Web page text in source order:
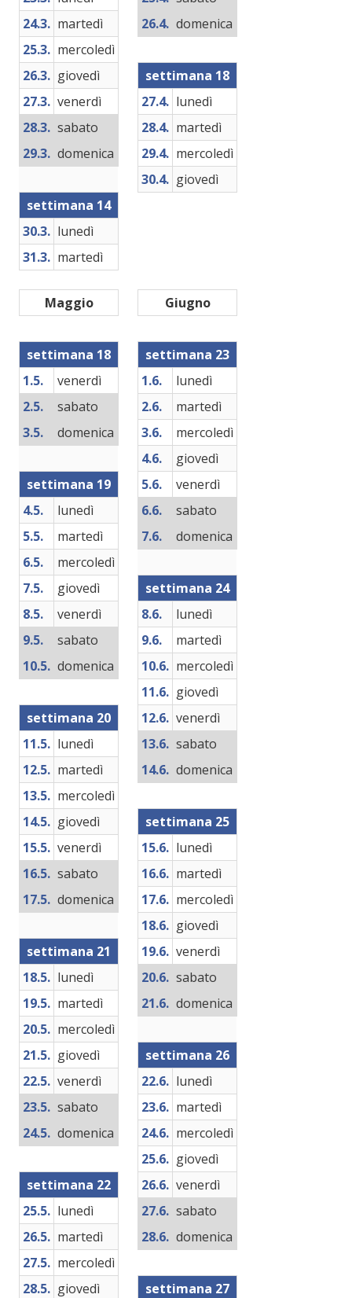
24.3. martedì
25.3. mercoledì
26.3. giovedì
27.3. venerdì
28.3. sabato
29.3. domenica
settimana 14
30.3. lunedì
31.3. martedì
26.4. domenica
settimana 18
27.4. lunedì
28.4. martedì
29.4. mercoledì
30.4. giovedì
Maggio
settimana 18
1.5.
venerdì
2.5.
sabato
3.5.
domenica
settimana 19
4.5.
lunedì
5.5.
martedì
6.5.
mercoledì
7.5.
giovedì
8.5.
venerdì
9.5.
sabato
10.5. domenica
settimana 20
11.5. lunedì
12.5. martedì
13.5. mercoledì
14.5. giovedì
15.5. venerdì
16.5. sabato
17.5. domenica
settimana 21
18.5. lunedì
19.5. martedì
20.5. mercoledì
21.5. giovedì
22.5. venerdì
23.5. sabato
24.5. domenica
settimana 22
25.5. lunedì
26.5. martedì
27.5. mercoledì
28.5. giovedì
Giugno
settimana 23
1.6.
lunedì
2.6.
martedì
3.6.
mercoledì
4.6.
giovedì
5.6.
venerdì
6.6.
sabato
7.6.
domenica
settimana 24
8.6.
lunedì
9.6.
martedì
10.6. mercoledì
11.6. giovedì
12.6. venerdì
13.6. sabato
14.6. domenica
settimana 25
15.6. lunedì
16.6. martedì
17.6. mercoledì
18.6. giovedì
19.6. venerdì
20.6. sabato
21.6. domenica
settimana 26
22.6. lunedì
23.6. martedì
24.6. mercoledì
25.6. giovedì
26.6. venerdì
27.6. sabato
28.6. domenica
settimana 27